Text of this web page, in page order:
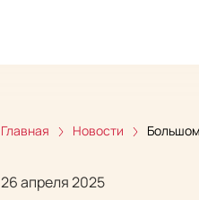
Главная Новости
26 апреля 2025